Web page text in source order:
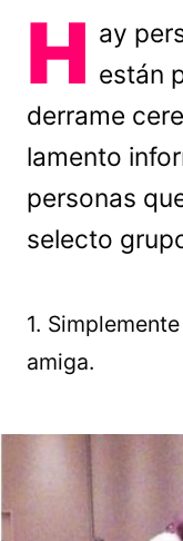
H ay
están
derrame
lamento
personas
selecto
1.
amiga.